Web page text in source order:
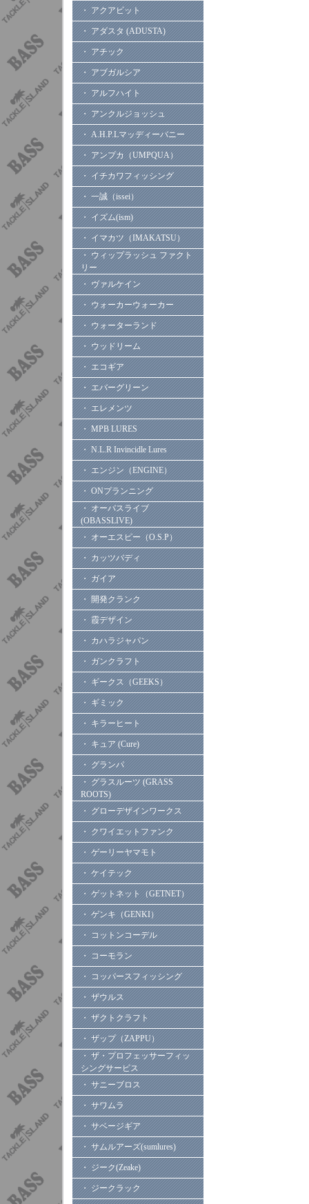
・ アクアビット
・ アダスタ (ADUSTA)
・ アチック
・ アブガルシア
・ アルフハイト
・ アンクルジョッシュ
・ A.H.P.Lマッディーバニー
・ アンプカ（UMPQUA）
・ イチカワフィッシング
・ 一誠（issei）
・ イズム(ism)
・ イマカツ（IMAKATSU）
・ ウィップラッシュ ファクト
リー
・ ヴァルケイン
・ ウォーカーウォーカー
・ ウォーターランド
・ ウッドリーム
・ エコギア
・ エバーグリーン
・ エレメンツ
・ MPB LURES
・ N.L.R Invincidle Lures
・ エンジン（ENGINE）
・ ONプランニング
・ オーバスライブ
(OBASSLIVE)
・ オーエスピー（O.S.P）
・ カッツバディ
・ ガイア
・ 開発クランク
・ 霞デザイン
・ カハラジャパン
・ ガンクラフト
・ ギークス（GEEKS）
・ ギミック
・ キラーヒート
・ キュア (Cure)
・ グランパ
・ グラスルーツ (GRASS
ROOTS)
・ グローデザインワークス
・ クワイエットファンク
・ ゲーリーヤマモト
・ ケイテック
・ ゲットネット（GETNET）
・ ゲンキ（GENKI）
・ コットンコーデル
・ コーモラン
・ コッパースフィッシング
・ ザウルス
・ ザクトクラフト
・ ザップ（ZAPPU）
・ ザ・プロフェッサーフィッ
シングサービス
・ サニーブロス
・ サワムラ
・ サベージギア
・ サムルアーズ(sumlures)
・ ジーク(Zeake)
・ ジークラック